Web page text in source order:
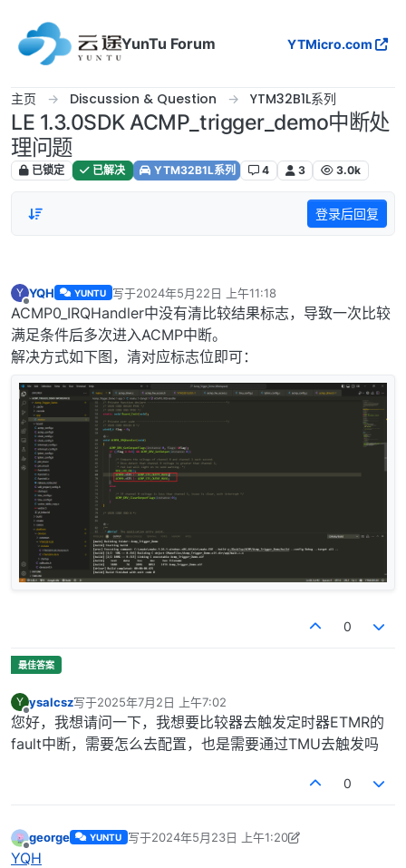
YunTu Forum
YTMicro.com
主页 Discussion & Question YTM32B1L系列
LE 1.3.0SDK ACMP_trigger_demo中断处
理问题
已锁定 已解决 YTM32B1L系列 4 3 3.0k
登录后回复
Y
离线
YQH YUNTU 写于2024年5月22日 上午11:18
最后由 编辑
ACMP0_IRQHandler中没有清比较结果标志，导致一次比较
满足条件后多次进入ACMP中断。
解决方式如下图，清对应标志位即可：
0
Y
离线
ysalcsz写于2025年7月2日 上午7:02
最后由 编辑
您好，我想请问一下，我想要比较器去触发定时器ETMR的
fault中断，需要怎么去配置，也是需要通过TMU去触发吗
0
离线
george YUNTU 写于2024年5月23日 上午1:20
最后由 george 编辑 2024年5月23日 上午9:21
YQH